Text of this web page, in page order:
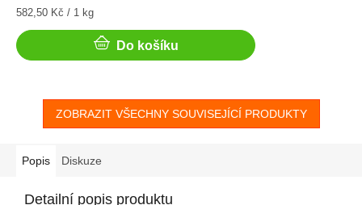
Měrná
582,50 Kč / 1 kg
Do košíku
ZOBRAZIT VŠECHNY SOUVISEJÍCÍ PRODUKTY
Popis Diskuze
Detailní popis produktu